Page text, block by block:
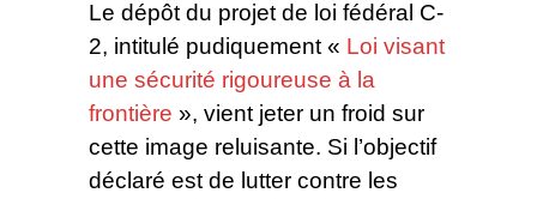
Le dépôt du projet de loi fédéral C-
2, intitulé pudiquement « Loi visant
une sécurité rigoureuse à la
frontière », vient jeter un froid sur
cette image reluisante. Si l’objectif
déclaré est de lutter contre les